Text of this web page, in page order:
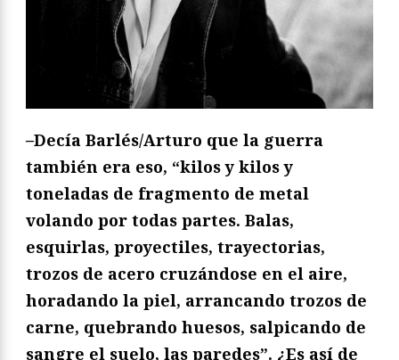
–Decía Barlés/Arturo que la guerra
también era eso, “kilos y kilos y
toneladas de fragmento de metal
volando por todas partes. Balas,
esquirlas, proyectiles, trayectorias,
trozos de acero cruzándose en el aire,
horadando la piel, arrancando trozos de
carne, quebrando huesos, salpicando de
sangre el suelo, las paredes”. ¿Es así de